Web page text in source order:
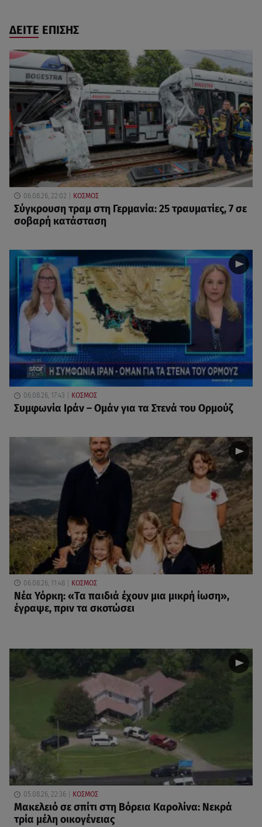
ΔΕΙΤΕ ΕΠΙΣΗΣ
06.08.26, 22:02 ΚΟΣΜΟΣ
Σύγκρουση τραμ στη Γερμανία: 25 τραυματίες, 7 σε
σοβαρή κατάσταση
06.08.26, 17:43 ΚΟΣΜΟΣ
Συμφωνία Ιράν – Ομάν για τα Στενά του Ορμούζ
06.08.26, 11:48 ΚΟΣΜΟΣ
Νέα Υόρκη: «Τα παιδιά έχουν μια μικρή ίωση»,
έγραψε, πριν τα σκοτώσει
05.08.26, 22:36 ΚΟΣΜΟΣ
Μακελειό σε σπίτι στη Βόρεια Καρολίνα: Νεκρά
τρία μέλη οικογένειας